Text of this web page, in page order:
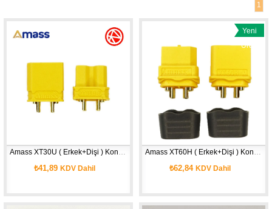
1
₺41,89 KDV Dahil ₺62,84 KDV Dahil
Yeni
Ürün